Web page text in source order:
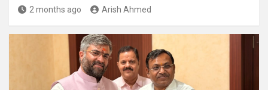
2 months ago Arish Ahmed